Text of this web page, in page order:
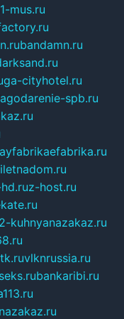
1-mus.ru
bandamn.ru
cityhotel.ru
spb.ru
z-host.ru
kuhnyanazakaz.ru
vlknrussia.ru
bankaribi.ru